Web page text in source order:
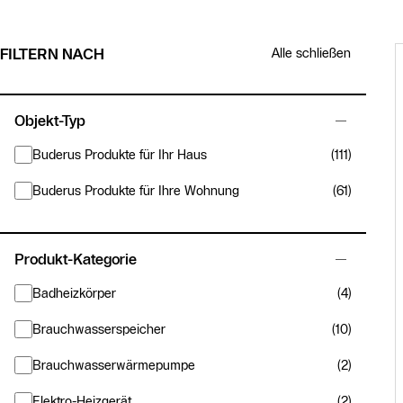
Zu den Suchergebnissen springen
Filterbereich
FILTERN NACH Alle schließen
Objekt-Typ
Buderus Produkte für Ihr Haus (111)
Buderus Produkte für Ihre Wohnung (61)
Produkt-Kategorie
Badheizkörper (4)
Brauchwasserspeicher (10)
Brauchwasserwärmepumpe (2)